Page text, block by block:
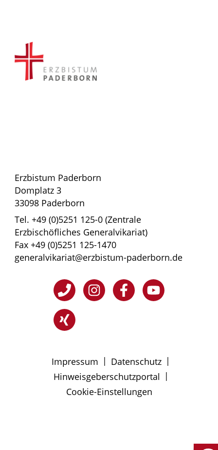
Erzbistum Paderborn
Domplatz 3
33098 Paderborn
Tel. +49 (0)5251 125-0 (Zentrale
Erzbischöfliches Generalvikariat)
Fax +49 (0)5251 125-1470
generalvikariat@erzbistum-paderborn.de
Impressum | Datenschutz |
Hinweisgeberschutzportal |
Cookie-Einstellungen